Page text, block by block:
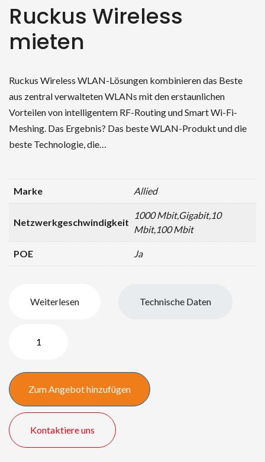
Ruckus Wireless
mieten
Ruckus Wireless WLAN-Lösungen kombinieren das Beste
aus zentral verwalteten WLANs mit den erstaunlichen
Vorteilen von intelligentem RF-Routing und Smart Wi-Fi-
Meshing. Das Ergebnis? Das beste WLAN-Produkt und die
beste Technologie, die…
Marke Allied
Netzwerkgeschwindigkeit
1000 Mbit,Gigabit,10
Mbit,100 Mbit
POE Ja
Weiterlesen Technische Daten
Wireless
Zum Angebot hinzufügen
Kontaktiere uns